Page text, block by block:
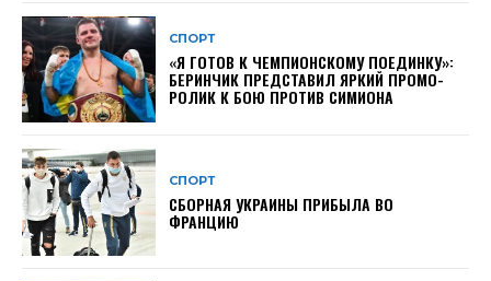
СПОРТ
«Я ГОТОВ К ЧЕМПИОНСКОМУ ПОЕДИНКУ»:
БЕРИНЧИК ПРЕДСТАВИЛ ЯРКИЙ ПРОМО-
РОЛИК К БОЮ ПРОТИВ СИМИОНА
СПОРТ
СБОРНАЯ УКРАИНЫ ПРИБЫЛА ВО
ФРАНЦИЮ